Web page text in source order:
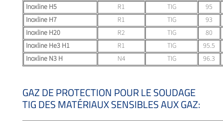
Inoxline H5
R1 TIG
95
Inoxline H7
R1 TIG
93
Inoxline H20
R2 TIG
80
Inoxline He3 H1
R1 TIG
95.5
Inoxline N3 H
N4 TIG 96.3
GAZ DE PROTECTION POUR LE SOUDAGE
TIG DES MATÉRIAUX SENSIBLES AUX GAZ: